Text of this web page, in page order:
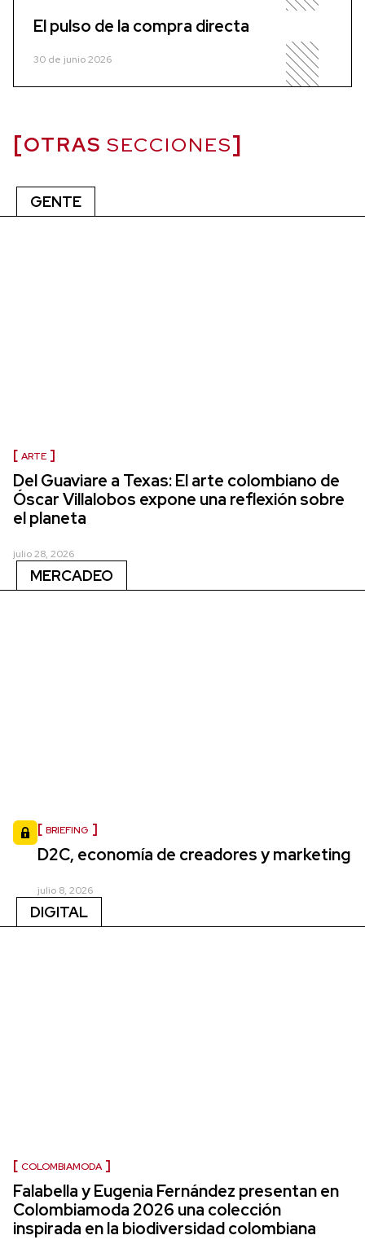
El pulso de la compra directa
30 de junio 2026
OTRAS SECCIONES
GENTE
ARTE
Del Guaviare a Texas: El arte colombiano de
Óscar Villalobos expone una reflexión sobre
el planeta
julio 28, 2026
MERCADEO
BRIEFING
D2C, economía de creadores y marketing
julio 8, 2026
DIGITAL
COLOMBIAMODA
Falabella y Eugenia Fernández presentan en
Colombiamoda 2026 una colección
inspirada en la biodiversidad colombiana